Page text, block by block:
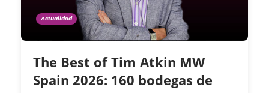
Actualidad
The Best of Tim Atkin MW
Spain 2026: 160 bodegas de